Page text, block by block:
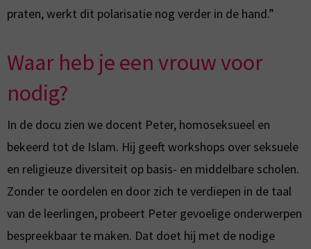
praten, werkt dit polarisatie nog verder in de hand.”
Waar heb je een vrouw voor
nodig?
In de docu zien we docent Peter, homoseksueel en
bekeerd tot de Islam. Hij geeft workshops over seksuele
en religieuze diversiteit op basis- en middelbare scholen.
Zonder te oordelen en door zich te verdiepen in de taal
van de leerlingen, probeert Peter gevoelige onderwerpen
bespreekbaar te maken. Dat doet hij met de nodige